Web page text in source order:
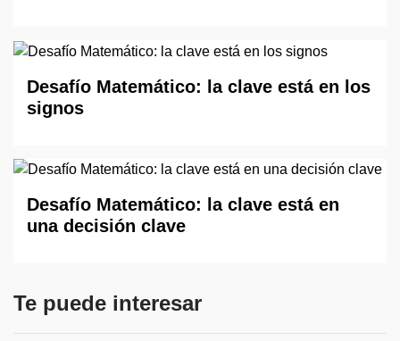
Desafío Matemático: la clave está en los
signos
Desafío Matemático: la clave está en
una decisión clave
Te puede interesar